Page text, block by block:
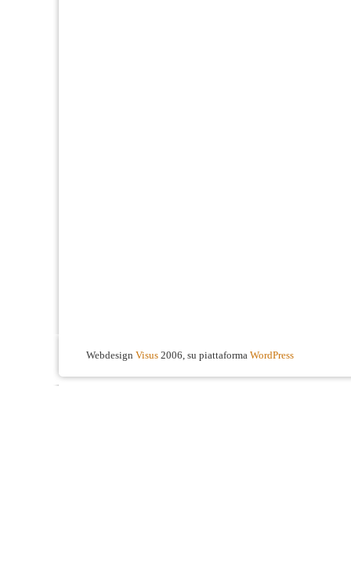
Webdesign Visus 2006, su piattaforma WordPress